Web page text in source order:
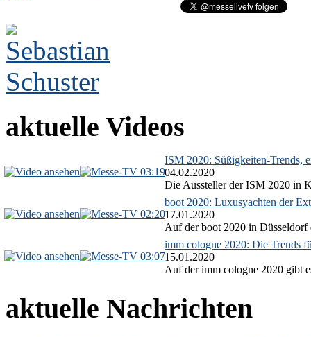
aktuelle Videos
03:19
ISM 2020: Süßigkeiten-Trends,
04.02.2020
Die Aussteller der ISM 2020 in
02:20
boot 2020: Luxusyachten der
17.01.2020
Auf der boot 2020 in Düsseldorf
03:07
imm cologne 2020: Die Trends
15.01.2020
Auf der imm cologne 2020 gibt
aktuelle Nachrichten